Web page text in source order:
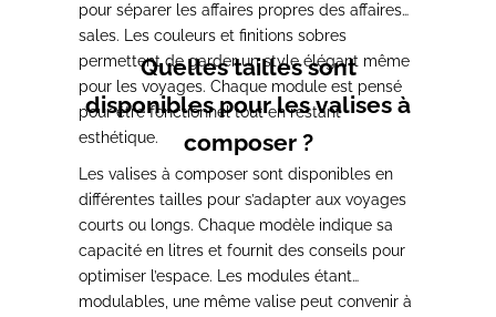
pour séparer les affaires propres des affaires
sales. Les couleurs et finitions sobres
permettent de garder un style élégant même
pour les voyages. Chaque module est pensé
pour être fonctionnel tout en restant
esthétique.
Quelles tailles sont
disponibles pour les valises à
composer ?
Les valises à composer sont disponibles en
différentes tailles pour s’adapter aux voyages
courts ou longs. Chaque modèle indique sa
capacité en litres et fournit des conseils pour
optimiser l’espace. Les modules étant
modulables, une même valise peut convenir à